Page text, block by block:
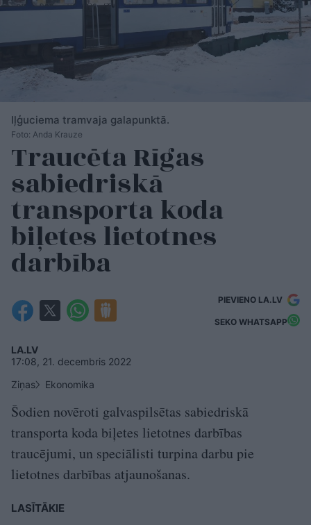
Iļģuciema tramvaja galapunktā.
Foto: Anda Krauze
Traucēta Rīgas
sabiedriskā
transporta koda
biļetes lietotnes
darbība
PIEVIENO LA.LV
SEKO WHATSAPP
LA.LV
17:08, 21. decembris 2022
Ziņas
Ekonomika
Šodien novēroti galvaspilsētas sabiedriskā
transporta koda biļetes lietotnes darbības
traucējumi, un speciālisti turpina darbu pie
lietotnes darbības atjaunošanas.
LASĪTĀKIE